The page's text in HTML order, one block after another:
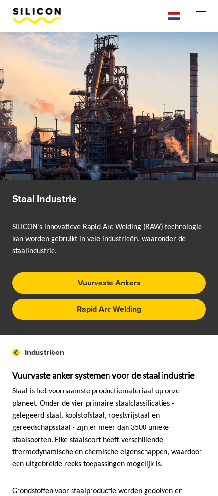
Staal Industrie
SILICON's innovatieve Rapid Arc Welding (RAW) technologie
kan worden gebruikt in vele industrieën, waaronder de
staalindustrie.
Vuurvaste Ankers
Rapid Arc Welding
Industriëen
Vuurvaste anker systemen voor de staal industrie
Staal is het voornaamste productiemateriaal op onze
planeet. Onder de vier primaire staalclassificaties -
gelegeerd staal, koolstofstaal, roestvrijstaal en
gereedschapsstaal - zijn er meer dan 3500 unieke
staalsoorten. Elke staalsoort heeft verschillende
thermodynamische en chemische eigenschappen, waardoor
een uitgebreide reeks toepassingen mogelijk is.
Grondstoffen voor staalproductie worden gedolven en